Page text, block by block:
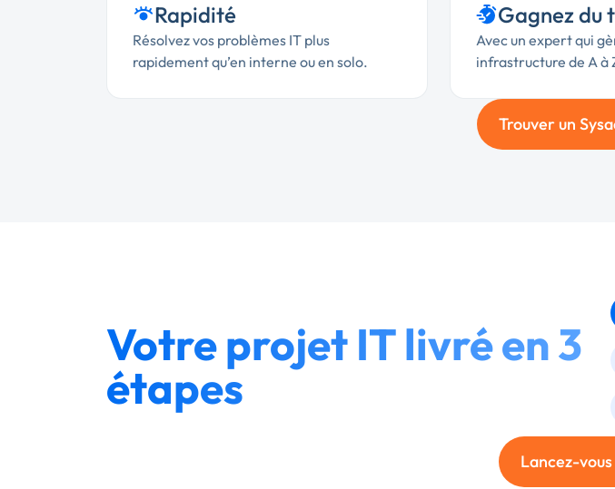
Rapidité
Résolvez vos problèmes IT plus
rapidement qu’en interne ou en solo.
Gagnez du
Avec un expert qui
infrastructure de A à
Trouver un
Votre projet IT livré en 3
étapes
Lancez-